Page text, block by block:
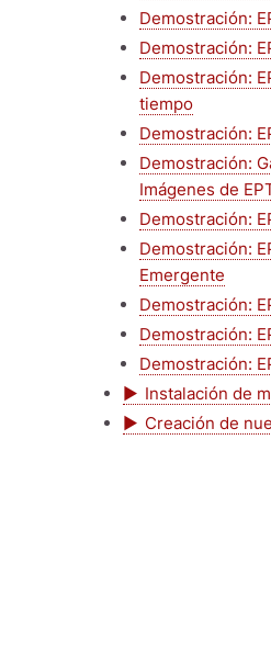
Demostración:
Demostración:
Demostración:
tiempo
Demostración:
Demostración:
Imágenes de
Demostración:
Demostración:
Emergente
Demostración:
Demostración:
Demostración:
Instalación de
Creación de